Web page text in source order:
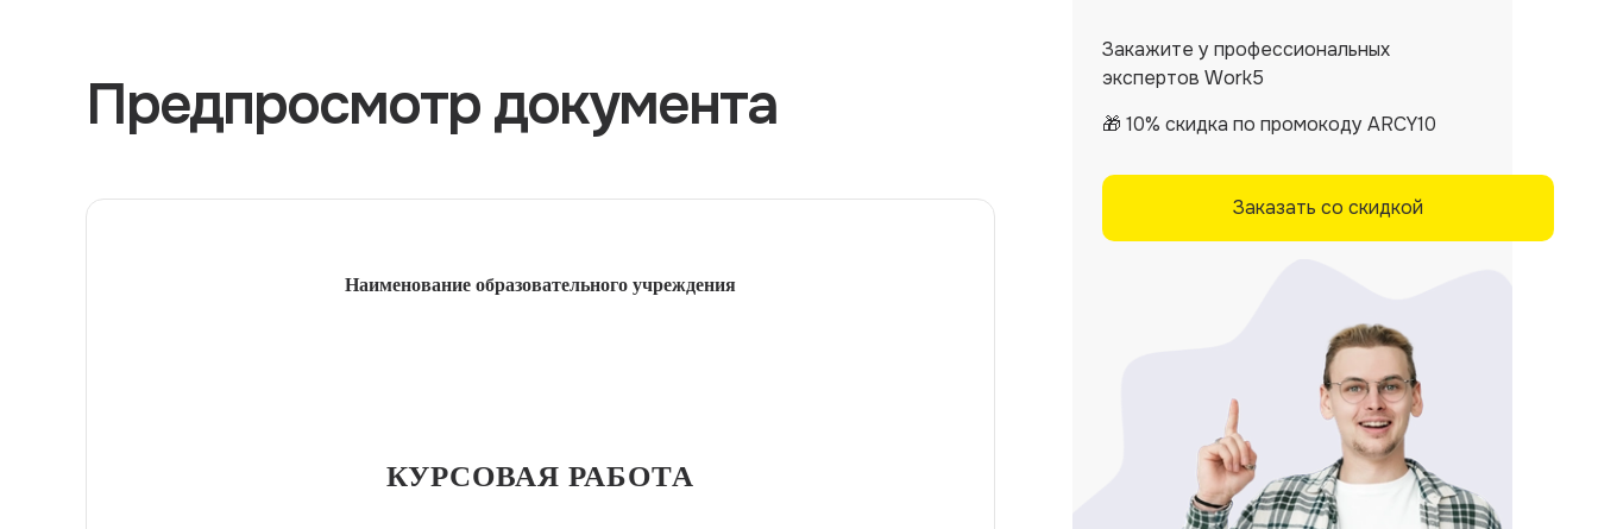
Предпросмотр документа
Наименование образовательного учреждения
КУРСОВАЯ РАБОТА
Закажите у профессиональных
экспертов Work5
🎁 10% скидка по промокоду ARCY10
Заказать со скидкой